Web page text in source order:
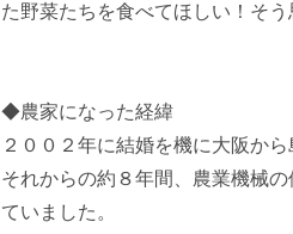
た野菜たちを食べてほしい！そう
◆農家になった経緯
２００２年に結婚を機に大阪か
それからの約８年間、農業機械
ていました。